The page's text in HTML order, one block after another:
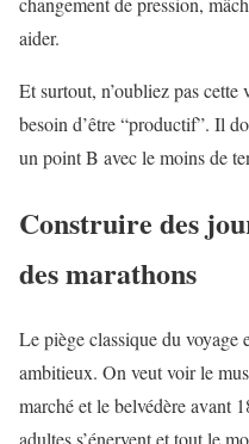
aider.
Et surtout, n’oubliez pas cette
besoin d’être “productif”. Il
un point B avec le moins de
Construire des
des marathons
Le piège classique du voyage
ambitieux. On veut voir le
marché et le belvédère avant
adultes s’énervent et tout le